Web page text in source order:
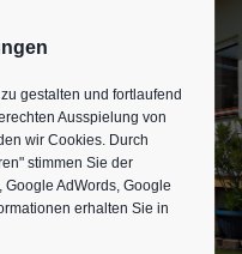
gestalten und fortlaufend
Ausspielung von
wir Cookies. Durch
stimmen Sie der
AdWords, Google
erhalten Sie in